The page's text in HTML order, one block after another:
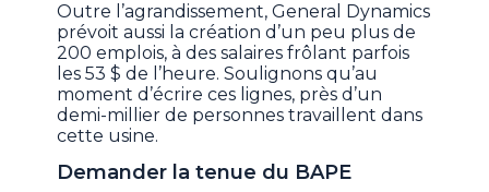
Outre l’agrandissement, General Dynamics
prévoit aussi la création d’un peu plus de
200 emplois, à des salaires frôlant parfois
les 53 $ de l’heure. Soulignons qu’au
moment d’écrire ces lignes, près d’un
demi-millier de personnes travaillent dans
cette usine.
Demander la tenue du BAPE